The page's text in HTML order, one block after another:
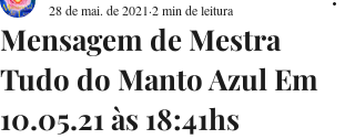
Mensagem de Mestra
Tudo do Manto Azul Em
10.05.21 às 18:41hs
28 de mai. de 2021 2 min de leitura